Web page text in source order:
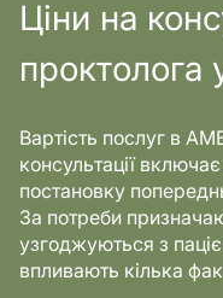
Ціни на
проктолога
Вартість послуг в
консультації
постановку
За потреби
узгоджуються з
впливають кілька